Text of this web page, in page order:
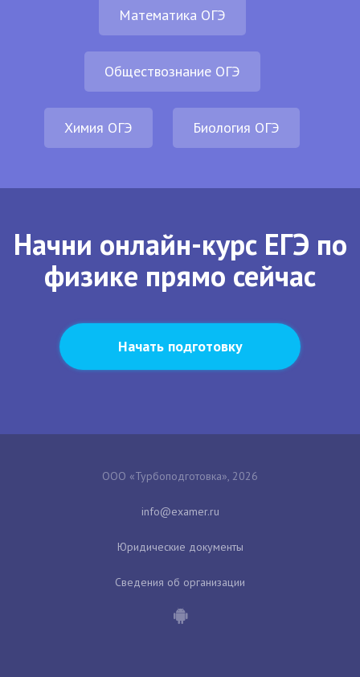
Математика ОГЭ
Обществознание ОГЭ
Химия ОГЭ Биология ОГЭ
Начни онлайн-курс ЕГЭ по
физике прямо сейчас
Начать подготовку
ООО «Турбоподготовка», 2026
Юридические документы
Сведения об организации